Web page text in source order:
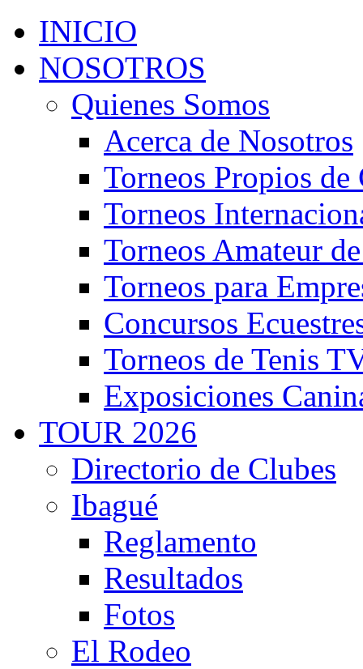
INICIO
NOSOTROS
Quienes Somos
Acerca de Nosotros
Torneos Propios
Torneos
Torneos Amateur
Torneos para
Concursos
Torneos de Tenis
Exposiciones
TOUR 2026
Directorio de Clubes
Ibagué
Reglamento
Resultados
Fotos
El Rodeo